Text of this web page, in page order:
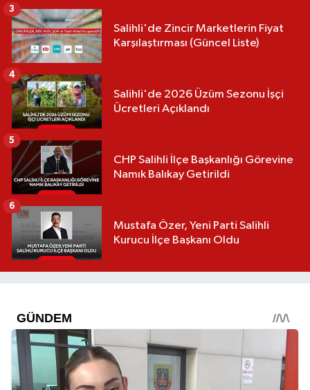
Salihli'de Zincir Marketlerin Fiyat
Karşılaştırması (Güncel Liste)
3
Salihli'de 2026 Üzüm Sezonu İşçi
Ücretleri Açıklandı
4
CHP Salihli İlçe Başkanlığı Görevine
Namık Balıkay Getirildi
5
Mustafa Özer, Yeni Parti Salihli
Kurucu İlçe Başkanı Oldu
6